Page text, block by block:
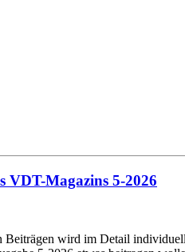
VDT-Magazins 5-2026
wird im Detail